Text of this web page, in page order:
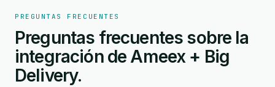
PREGUNTAS FRECUENTES
Preguntas frecuentes sobre la
integración de Ameex + Big
Delivery.